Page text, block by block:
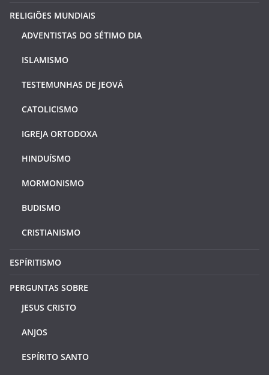
RELIGIÕES MUNDIAIS
ADVENTISTAS DO SÉTIMO DIA
ISLAMISMO
TESTEMUNHAS DE JEOVÁ
CATOLICISMO
IGREJA ORTODOXA
HINDUÍSMO
MORMONISMO
BUDISMO
CRISTIANISMO
ESPÍRITISMO
PERGUNTAS SOBRE
JESUS CRISTO
ANJOS
ESPÍRITO SANTO